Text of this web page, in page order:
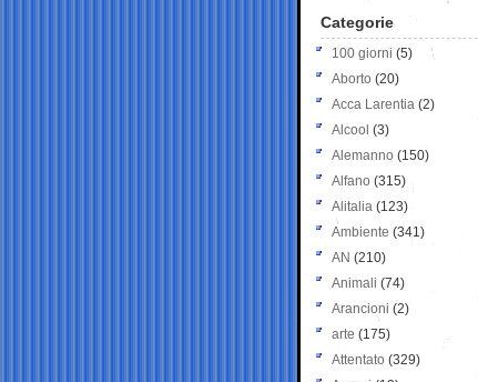
Categorie
100 giorni (5)
Aborto (20)
Acca Larentia (2)
Alcool (3)
Alemanno (150)
Alfano (315)
Alitalia (123)
Ambiente (341)
AN (210)
Animali (74)
Arancioni (2)
arte (175)
Attentato (329)